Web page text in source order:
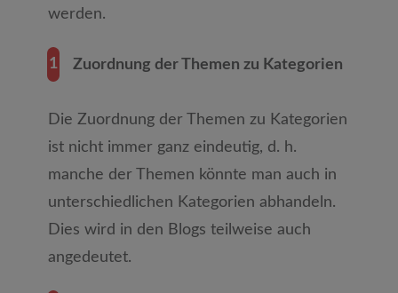
werden.
1 Zuordnung der Themen zu Kategorien
Die Zuordnung der Themen zu Kategorien
ist nicht immer ganz eindeutig, d. h.
manche der Themen könnte man auch in
unterschiedlichen Kategorien abhandeln.
Dies wird in den Blogs teilweise auch
angedeutet.